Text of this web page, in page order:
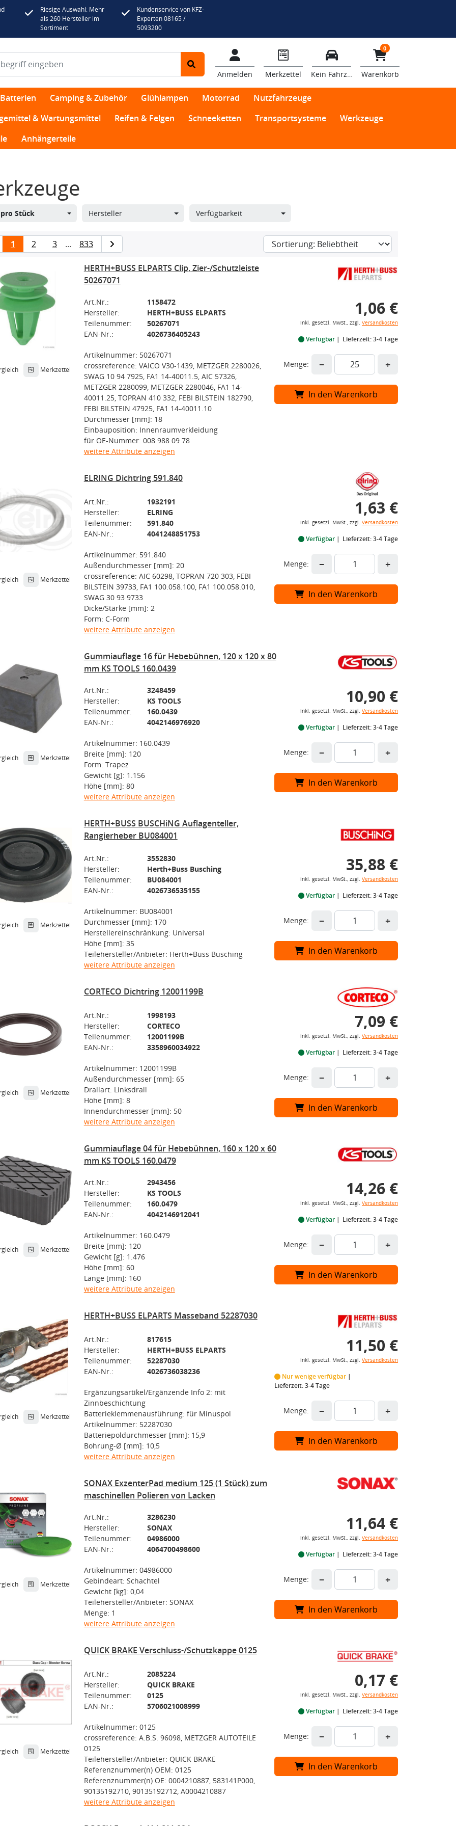
Riesige Auswahl: Mehr
als 260 Hersteller im
Sortiment
Kundenservice von KFZ-
Experten 08165 /
5093200
Anmelden Merkzettel Kein Fahrzeug
0
Warenkorb
Batterien Camping & Zubehör Glühlampen Motorrad
Nutzfahrzeuge
& Wartungsmittel
Reifen & Felgen Schneeketten Transportsysteme
Werkzeuge
Anhängerteile
pro Stück Hersteller Verfügbarkeit
1 2 3 ... 833
Merkzettel
HERTH+BUSS ELPARTS Clip, Zier-/Schutzleiste
50267071
Art.Nr.:
1158472
Hersteller:
HERTH+BUSS ELPARTS
Teilenummer:
50267071
EAN-Nr.:
4026736405243
Artikelnummer: 50267071
crossreference: VAICO V30-1439, METZGER 2280026,
SWAG 10 94 7925, FA1 14-40011.5, AIC 57326,
METZGER 2280099, METZGER 2280046, FA1 14-
40011.25, TOPRAN 410 332, FEBI BILSTEIN 182790,
FEBI BILSTEIN 47925, FA1 14-40011.10
Durchmesser [mm]: 18
Einbauposition: Innenraumverkleidung
für OE-Nummer: 008 988 09 78
weitere Attribute anzeigen
1,06 €
inkl. gesetzl. MwSt., zzgl. Versandkosten
Verfügbar Lieferzeit: 3-4 Tage
Menge: − +
In den Warenkorb
Merkzettel
ELRING Dichtring 591.840
Art.Nr.:
1932191
Hersteller:
ELRING
Teilenummer:
591.840
EAN-Nr.:
4041248851753
Artikelnummer: 591.840
Außendurchmesser [mm]: 20
crossreference: AIC 60298, TOPRAN 720 303, FEBI
BILSTEIN 39733, FA1 100.058.100, FA1 100.058.010,
SWAG 30 93 9733
Dicke/Stärke [mm]: 2
Form: C-Form
weitere Attribute anzeigen
1,63 €
inkl. gesetzl. MwSt., zzgl. Versandkosten
Verfügbar Lieferzeit: 3-4 Tage
Menge: − +
In den Warenkorb
Merkzettel
Gummiauflage 16 für Hebebühnen, 120 x 120 x 80
mm KS TOOLS 160.0439
Art.Nr.:
3248459
Hersteller:
KS TOOLS
Teilenummer:
160.0439
EAN-Nr.:
4042146976920
Artikelnummer: 160.0439
Breite [mm]: 120
Form: Trapez
Gewicht [g]: 1.156
Höhe [mm]: 80
weitere Attribute anzeigen
10,90 €
inkl. gesetzl. MwSt., zzgl. Versandkosten
Verfügbar Lieferzeit: 3-4 Tage
Menge: − +
In den Warenkorb
Merkzettel
HERTH+BUSS BUSCHiNG Auflagenteller,
Rangierheber BU084001
Art.Nr.:
3552830
Hersteller:
Herth+Buss Busching
Teilenummer:
BU084001
EAN-Nr.:
4026736535155
Artikelnummer: BU084001
Durchmesser [mm]: 170
Herstellereinschränkung: Universal
Höhe [mm]: 35
Teilehersteller/Anbieter: Herth+Buss Busching
weitere Attribute anzeigen
35,88 €
inkl. gesetzl. MwSt., zzgl. Versandkosten
Verfügbar Lieferzeit: 3-4 Tage
Menge: − +
In den Warenkorb
Merkzettel
CORTECO Dichtring 12001199B
Art.Nr.:
1998193
Hersteller:
CORTECO
Teilenummer:
12001199B
EAN-Nr.:
3358960034922
Artikelnummer: 12001199B
Außendurchmesser [mm]: 65
Drallart: Linksdrall
Höhe [mm]: 8
Innendurchmesser [mm]: 50
weitere Attribute anzeigen
7,09 €
inkl. gesetzl. MwSt., zzgl. Versandkosten
Verfügbar Lieferzeit: 3-4 Tage
Menge: − +
In den Warenkorb
Merkzettel
Gummiauflage 04 für Hebebühnen, 160 x 120 x 60
mm KS TOOLS 160.0479
Art.Nr.:
2943456
Hersteller:
KS TOOLS
Teilenummer:
160.0479
EAN-Nr.:
4042146912041
Artikelnummer: 160.0479
Breite [mm]: 120
Gewicht [g]: 1.476
Höhe [mm]: 60
Länge [mm]: 160
weitere Attribute anzeigen
14,26 €
inkl. gesetzl. MwSt., zzgl. Versandkosten
Verfügbar Lieferzeit: 3-4 Tage
Menge: − +
In den Warenkorb
Merkzettel
HERTH+BUSS ELPARTS Masseband 52287030
Art.Nr.:
817615
Hersteller:
HERTH+BUSS ELPARTS
Teilenummer:
52287030
EAN-Nr.:
4026736038236
Ergänzungsartikel/Ergänzende Info 2: mit
Zinnbeschichtung
Batterieklemmenausführung: für Minuspol
Artikelnummer: 52287030
Batteriepoldurchmesser [mm]: 15,9
Bohrung-Ø [mm]: 10,5
weitere Attribute anzeigen
11,50 €
inkl. gesetzl. MwSt., zzgl. Versandkosten
Nur wenige verfügbar
Lieferzeit: 3-4 Tage
Menge: − +
In den Warenkorb
Merkzettel
SONAX ExzenterPad medium 125 (1 Stück) zum
maschinellen Polieren von Lacken
Art.Nr.:
3286230
Hersteller:
SONAX
Teilenummer:
04986000
EAN-Nr.:
4064700498600
Artikelnummer: 04986000
Gebindeart: Schachtel
Gewicht [kg]: 0,04
Teilehersteller/Anbieter: SONAX
Menge: 1
weitere Attribute anzeigen
11,64 €
inkl. gesetzl. MwSt., zzgl. Versandkosten
Verfügbar Lieferzeit: 3-4 Tage
Menge: − +
In den Warenkorb
Merkzettel
QUICK BRAKE Verschluss-/Schutzkappe 0125
Art.Nr.:
2085224
Hersteller:
QUICK BRAKE
Teilenummer:
0125
EAN-Nr.:
5706021008999
Artikelnummer: 0125
crossreference: A.B.S. 96098, METZGER AUTOTEILE
0125
Teilehersteller/Anbieter: QUICK BRAKE
Referenznummer(n) OEM: 0125
Referenznummer(n) OE: 0004210887, 583141P000,
90135192710, 90135192712, A0004210887
weitere Attribute anzeigen
0,17 €
inkl. gesetzl. MwSt., zzgl. Versandkosten
Verfügbar Lieferzeit: 3-4 Tage
Menge: − +
In den Warenkorb